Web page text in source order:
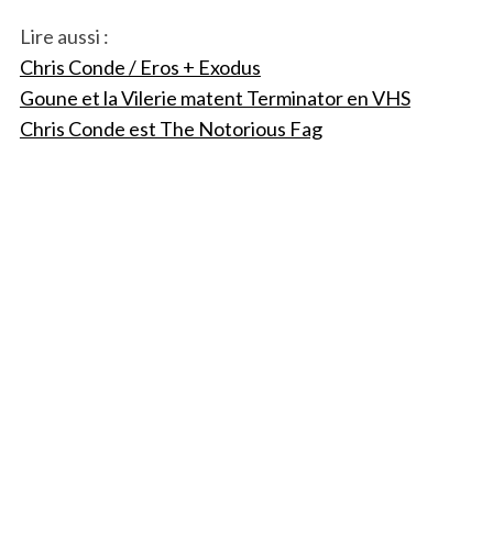
Lire aussi :
Chris Conde / Eros + Exodus
Goune et la Vilerie matent Terminator en VHS
Chris Conde est The Notorious Fag